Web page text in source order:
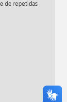
de repetidas